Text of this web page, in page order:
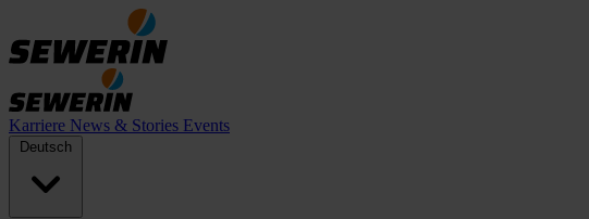
Karriere News & Stories Events
Deutsch